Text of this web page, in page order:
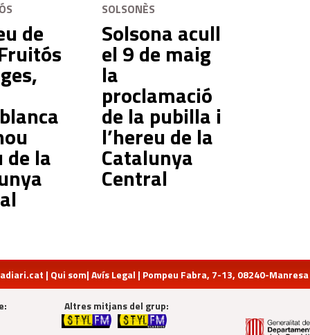
de
de la
SOLSONÈS
Solsona acull
el 9 de maig
la
proclamació
de la pubilla i
l’hereu de la
Catalunya
Central
| Qui som|Avís Legal | Pompeu Fabra, 7-13, 08240-
Altres mitjans del grup: